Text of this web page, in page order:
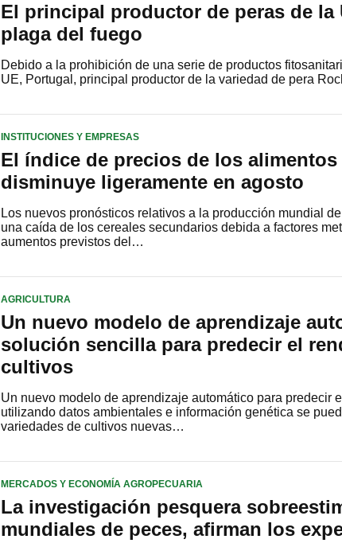
El principal productor de peras de la
plaga del fuego
Debido a la prohibición de una serie de productos
UE, Portugal, principal productor de la variedad de pera
INSTITUCIONES Y EMPRESAS
El índice de precios de los alimentos
disminuye ligeramente en agosto
Los nuevos pronósticos relativos a la producción mundial
una caída de los cereales secundarios debida a factores
aumentos previstos del…
AGRICULTURA
Un nuevo modelo de aprendizaje
solución sencilla para predecir el
cultivos
Un nuevo modelo de aprendizaje automático para predecir
utilizando datos ambientales e información genética se
variedades de cultivos nuevas…
MERCADOS Y ECONOMÍA AGROPECUARIA
La investigación pesquera
mundiales de peces, afirman los